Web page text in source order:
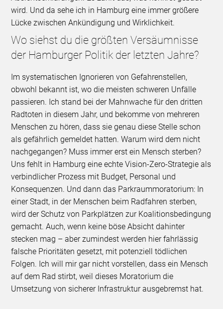
wird. Und da sehe ich in Hamburg eine immer größere
Lücke zwischen Ankündigung und Wirklichkeit.
Wo siehst du die größten Versäumnisse
der Hamburger Politik der letzten Jahre?
Im systematischen Ignorieren von Gefahrenstellen,
obwohl bekannt ist, wo die meisten schweren Unfälle
passieren. Ich stand bei der Mahnwache für den dritten
Radtoten in diesem Jahr, und bekomme von mehreren
Menschen zu hören, dass sie genau diese Stelle schon
als gefährlich gemeldet hatten. Warum wird dem nicht
nachgegangen? Muss immer erst ein Mensch sterben?
Uns fehlt in Hamburg eine echte Vision-Zero-Strategie als
verbindlicher Prozess mit Budget, Personal und
Konsequenzen. Und dann das Parkraummoratorium: In
einer Stadt, in der Menschen beim Radfahren sterben,
wird der Schutz von Parkplätzen zur Koalitionsbedingung
gemacht. Auch, wenn keine böse Absicht dahinter
stecken mag – aber zumindest werden hier fahrlässig
falsche Prioritäten gesetzt, mit potenziell tödlichen
Folgen. Ich will mir gar nicht vorstellen, dass ein Mensch
auf dem Rad stirbt, weil dieses Moratorium die
Umsetzung von sicherer Infrastruktur ausgebremst hat.